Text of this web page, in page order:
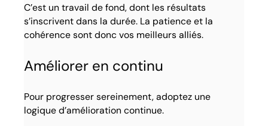
C’est un travail de fond, dont les résultats
s’inscrivent dans la durée. La patience et la
cohérence sont donc vos meilleurs alliés.
Améliorer en continu
Pour progresser sereinement, adoptez une
logique d’amélioration continue.